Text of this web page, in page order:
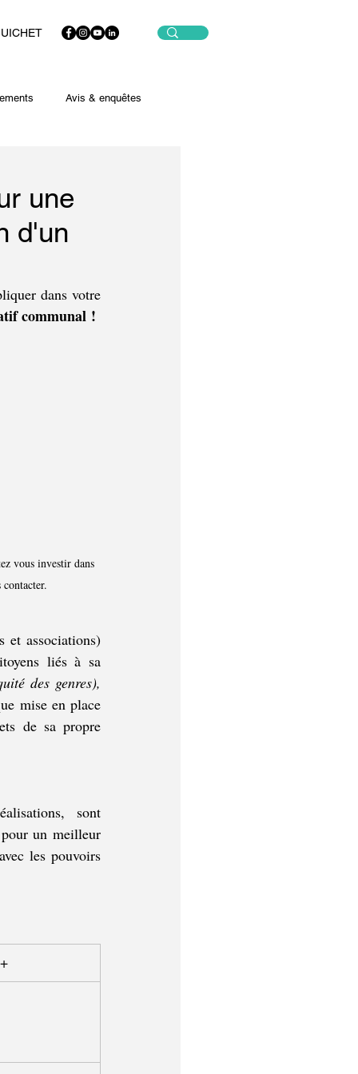
Avis & enquêtes
une
d'un
dans votre
communal !
vous investir dans
et associations)
liés à sa
mise en place
de sa propre
sont
un meilleur
les pouvoirs